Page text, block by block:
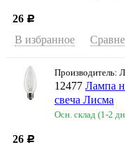
26 Р
В избранное
Производитель:
12477 Лампа
свеча Лисма
Осн. склад (1-2
26 Р